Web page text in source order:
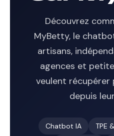
Découvrez
MyBetty, le
artisans,
agences et
veulent récupérer
depuis
Chatbot IA TPE